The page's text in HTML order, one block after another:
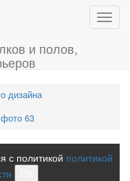
дизайна
63
с политикой политикой